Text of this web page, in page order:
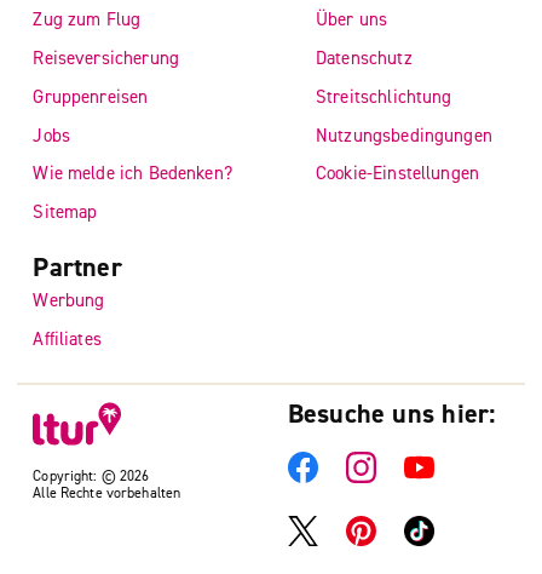
Copyright: © 2026
Alle Rechte vorbehalten
Zug zum Flug
Reiseversicherung
Gruppenreisen
Jobs
Wie melde ich Bedenken?
Sitemap
Über uns
Datenschutz
Streitschlichtung
Nutzungsbedingungen
Cookie-Einstellungen
Partner
Werbung
Affiliates
Besuche uns hier: